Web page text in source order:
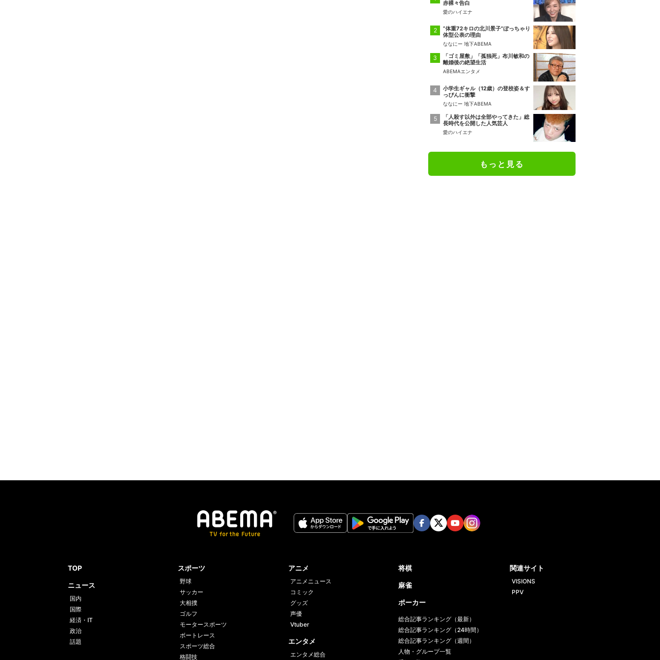
赤裸々告白
愛のハイエナ
“体重72キロの北川景子”ぽっちゃり
体型公表の理由
ななにー 地下ABEMA
「ゴミ屋敷」「孤独死」布川敏和の
離婚後の絶望生活
ABEMAエンタメ
小学生ギャル（12歳）の登校姿＆す
っぴんに衝撃
ななにー 地下ABEMA
「人殺す以外は全部やってきた」総
長時代を公開した人気芸人
愛のハイエナ
もっと見る
TOP
ニュース
国内
国際
経済・IT
政治
話題
スポーツ
野球
サッカー
大相撲
ゴルフ
モータースポーツ
ボートレース
スポーツ総合
格闘技
アニメ
アニメニュース
コミック
グッズ
声優
Vtuber
エンタメ
エンタメ総合
将棋
麻雀
ポーカー
総合記事ランキング（最新）
総合記事ランキング（24時間）
総合記事ランキング（週間）
人物・グループ一覧
関連サイト
VISIONS
PPV